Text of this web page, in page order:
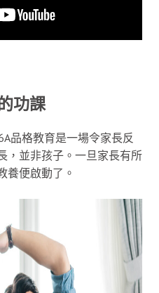
功課
品格教育是一場令家長反
，並非孩子。一旦家長有所
養便啟動了。